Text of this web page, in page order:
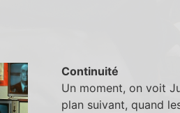
Continuité
Un moment, on voit
plan suivant, quand